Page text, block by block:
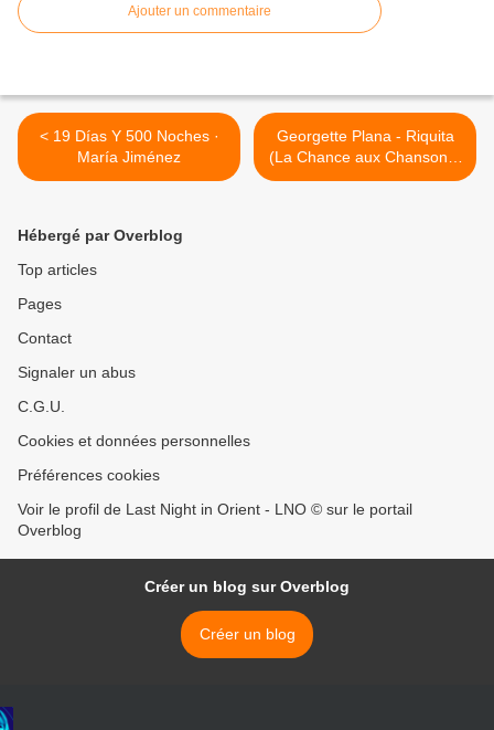
Ajouter un commentaire
< 19 Días Y 500 Noches ·
María Jiménez
Georgette Plana - Riquita
(La Chance aux Chansons)
>
Hébergé par Overblog
Top articles
Pages
Contact
Signaler un abus
C.G.U.
Cookies et données personnelles
Préférences cookies
Voir le profil de Last Night in Orient - LNO © sur le portail
Overblog
Créer un blog sur Overblog
Créer un blog